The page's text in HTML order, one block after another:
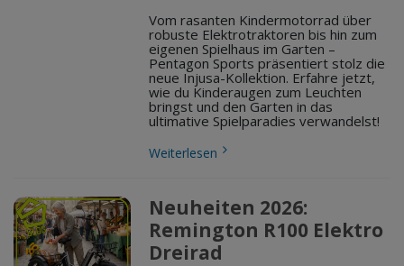
Vom rasanten Kindermotorrad über
robuste Elektrotraktoren bis hin zum
eigenen Spielhaus im Garten –
Pentagon Sports präsentiert stolz die
neue Injusa-Kollektion. Erfahre jetzt,
wie du Kinderaugen zum Leuchten
bringst und den Garten in das
ultimative Spielparadies verwandelst!
Weiterlesen
Neuheiten 2026:
Remington R100 Elektro
Dreirad